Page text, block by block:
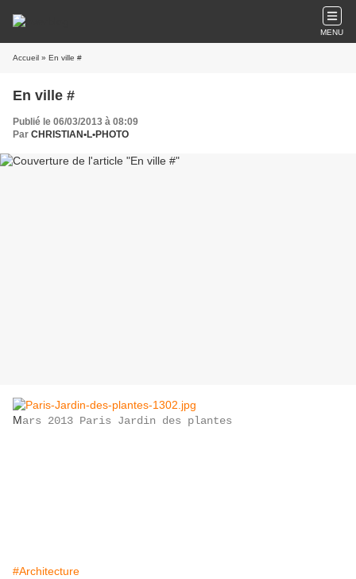
MENU
Accueil » En ville #
En ville #
Publié le 06/03/2013 à 08:09
Par CHRISTIAN•L•PHOTO
Mars 2013 Paris Jardin des plantes
#Architecture